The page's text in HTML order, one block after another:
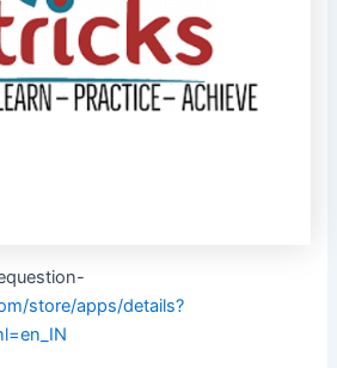
store/apps/details?